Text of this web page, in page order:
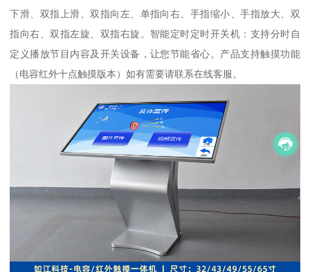
下滑、双指上滑、双指向左、单指向右、手指缩小、手指放大、双
指向右、双指左旋、双指右旋。智能定时定时开关机：支持分时自
定义播放节目内容及开关设备，让您节能省心。产品支持触摸功能
（电容红外十点触摸版本）如有需要请联系在线客服。